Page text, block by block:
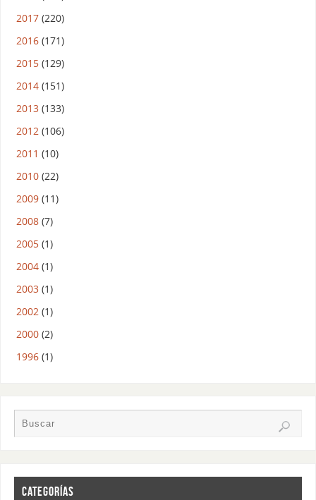
2017(220)
2016(171)
2015(129)
2014(151)
2013(133)
2012(106)
2011 (10)
2010(22)
2009(11)
2008(7)
2005(1)
2004(1)
2003(1)
2002(1)
2000(2)
1996(1)
CATEGORÍAS